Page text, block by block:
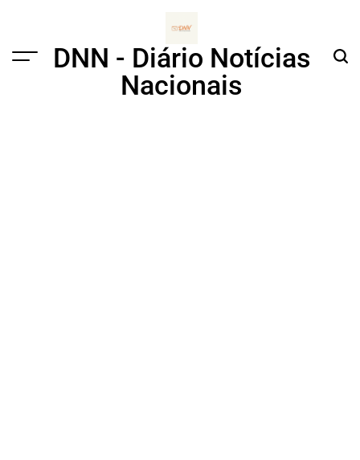
Menu
DNN - Diário Notícias
Nacionais